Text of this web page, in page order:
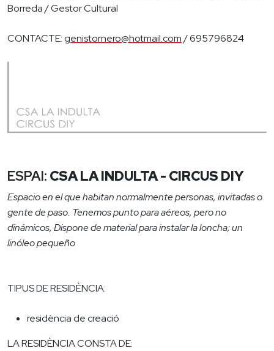
Borreda / Gestor Cultural
CONTACTE:genistornero@hotmail.com/ 695796824
ESPAI: CSA LA INDULTA - CIRCUS DIY
Espacio en el que habitan normalmente personas, invitadas o
gente de paso. Tenemos punto para aéreos, pero no
dinámicos, Dispone de material para instalar la loncha; un
linóleo pequeño
TIPUS DE RESIDÈNCIA:
residència de creació
LA RESIDÈNCIA CONSTA DE: